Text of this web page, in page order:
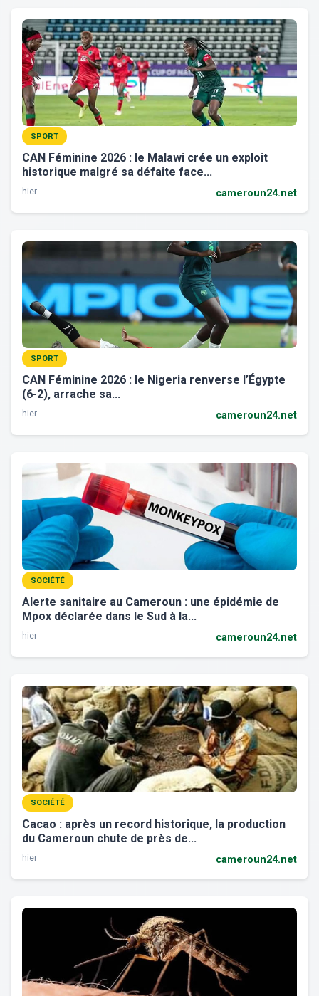
SPORT
CAN Féminine 2026 : le Malawi crée un exploit
historique malgré sa défaite face...
hier cameroun24.net
SPORT
CAN Féminine 2026 : le Nigeria renverse l’Égypte
(6-2), arrache sa...
hier cameroun24.net
SOCIÉTÉ
Alerte sanitaire au Cameroun : une épidémie de
Mpox déclarée dans le Sud à la...
hier cameroun24.net
SOCIÉTÉ
Cacao : après un record historique, la production
du Cameroun chute de près de...
hier cameroun24.net